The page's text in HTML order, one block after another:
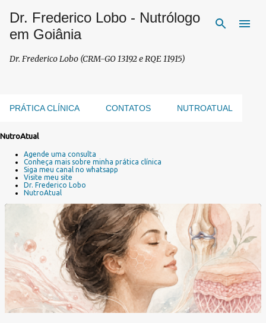
Pular para o conteúdo principal
Dr. Frederico Lobo - Nutrólogo
em Goiânia
Dr. Frederico Lobo (CRM-GO 13192 e RQE 11915)
PRÁTICA CLÍNICA CONTATOS NUTROATUAL
g
NutroAtual
Agende uma consulta
Conheça mais sobre minha prática clínica
Siga meu canal no whatsapp
Visite meu site
Dr. Frederico Lobo
NutroAtual